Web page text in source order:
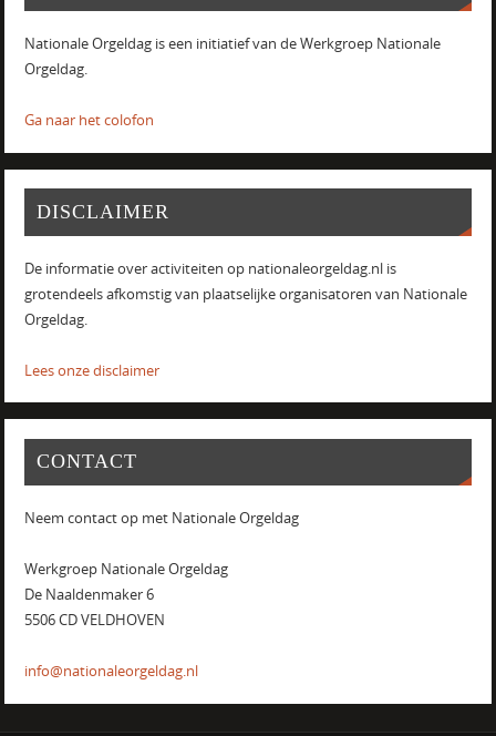
Nationale Orgeldag is een initiatief van de Werkgroep Nationale
Orgeldag.
Ga naar het colofon
DISCLAIMER
De informatie over activiteiten op nationaleorgeldag.nl is
grotendeels afkomstig van plaatselijke organisatoren van Nationale
Orgeldag.
Lees onze disclaimer
CONTACT
Neem contact op met Nationale Orgeldag
Werkgroep Nationale Orgeldag
De Naaldenmaker 6
5506 CD VELDHOVEN
info@nationaleorgeldag.nl